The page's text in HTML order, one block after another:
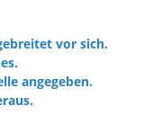
vor sich.
angegeben.